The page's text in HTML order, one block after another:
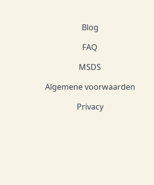
Blog
FAQ
MSDS
Algemene voorwaarden
Privacy